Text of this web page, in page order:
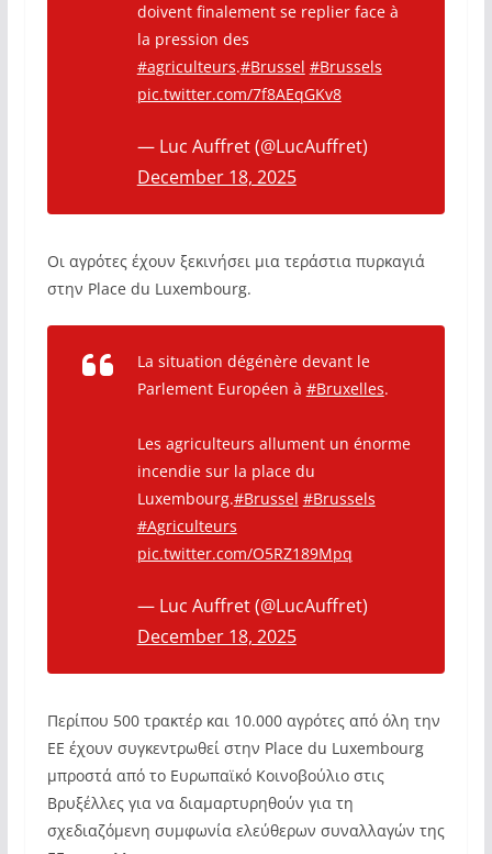
doivent finalement se replier face à
la pression des
#agriculteurs.#Brussel #Brussels
pic.twitter.com/7f8AEqGKv8
— Luc Auffret (@LucAuffret)
December 18, 2025
Οι αγρότες έχουν ξεκινήσει μια τεράστια πυρκαγιά
στην Place du Luxembourg.
La situation dégénère devant le
Parlement Européen à #Bruxelles.
Les agriculteurs allument un énorme
incendie sur la place du
Luxembourg.#Brussel #Brussels
#Agriculteurs
pic.twitter.com/O5RZ189Mpq
— Luc Auffret (@LucAuffret)
December 18, 2025
Περίπου 500 τρακτέρ και 10.000 αγρότες από όλη την
ΕΕ έχουν συγκεντρωθεί στην Place du Luxembourg
μπροστά από το Ευρωπαϊκό Κοινοβούλιο στις
Βρυξέλλες για να διαμαρτυρηθούν για τη
σχεδιαζόμενη συμφωνία ελεύθερων συναλλαγών της